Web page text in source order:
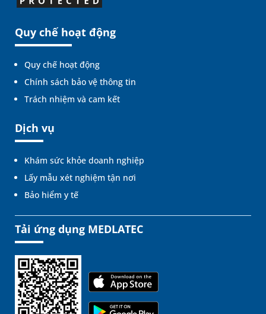
Quy chế hoạt động
Quy chế hoạt động
Chính sách bảo vệ thông tin
Trách nhiệm và cam kết
Dịch vụ
Khám sức khỏe doanh nghiệp
Lấy mẫu xét nghiệm tận nơi
Bảo hiểm y tế
Tải ứng dụng MEDLATEC